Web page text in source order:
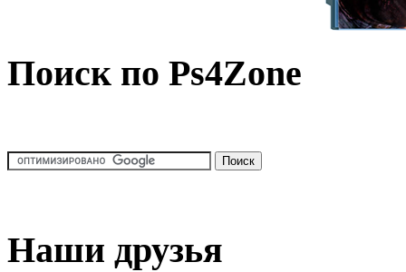
Поиск по Ps4Zone
Наши друзья